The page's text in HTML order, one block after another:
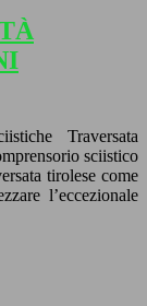
Traversata
sciistico
tirolese come
l’eccezionale